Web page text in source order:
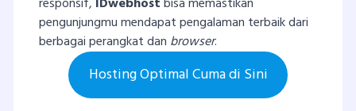
pengunjungmu mendapat pengalaman terbaik dari
berbagai perangkat dan browser.
Hosting Optimal Cuma di Sini